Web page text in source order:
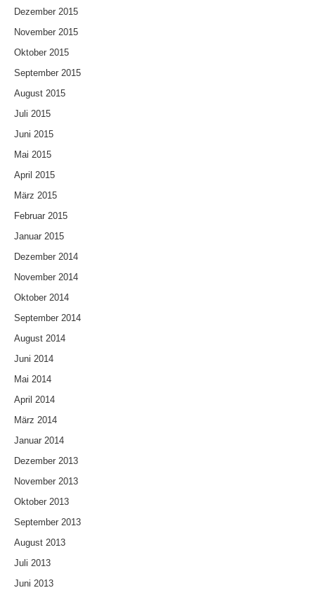
Dezember 2015
November 2015
Oktober 2015
September 2015
August 2015
Juli 2015
Juni 2015
Mai 2015
April 2015
März 2015
Februar 2015
Januar 2015
Dezember 2014
November 2014
Oktober 2014
September 2014
August 2014
Juni 2014
Mai 2014
April 2014
März 2014
Januar 2014
Dezember 2013
November 2013
Oktober 2013
September 2013
August 2013
Juli 2013
Juni 2013